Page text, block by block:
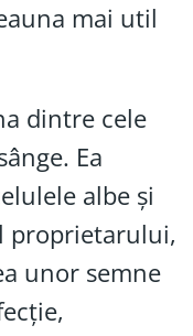
mai util
dintre cele
Ea
albe și
proprietarului,
unor semne